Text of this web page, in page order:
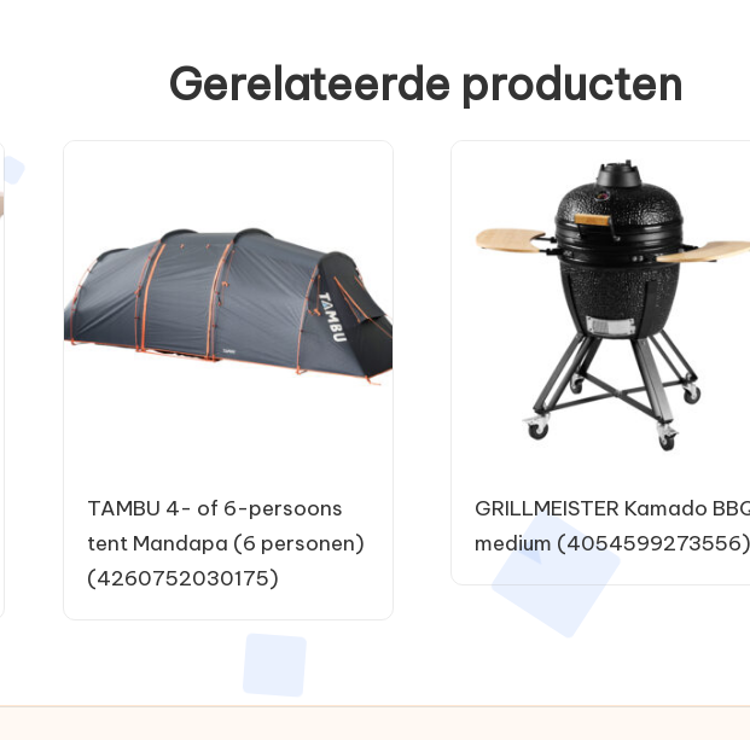
Gerelateerde producten
TAMBU 4- of 6-persoons
tent Mandapa (6 personen)
(4260752030175)
GRILLMEISTER Kamado
medium (4054599273556)